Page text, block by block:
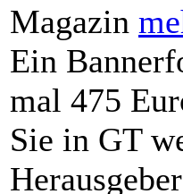
Magazin
Ein
mal 475
Sie in GT